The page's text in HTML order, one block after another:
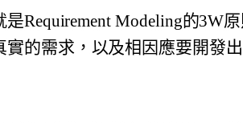
是Requirement Modeling的3W
實的需求，以及相因應要開發